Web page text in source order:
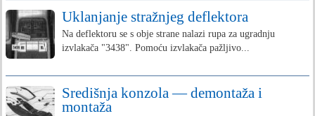
Uklanjanje stražnjeg deflektora
Na deflektoru se s obje strane nalazi rupa za ugradnju
izvlakača "3438". Pomoću izvlakača pažljivo...
Središnja konzola — demontaža i
montaža